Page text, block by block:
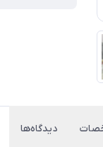
دیدگاه‌ها